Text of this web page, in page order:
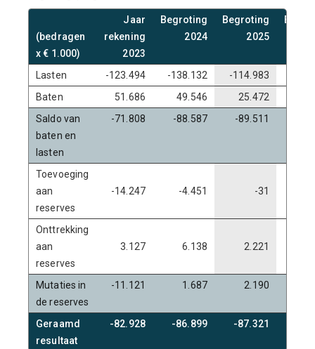
(bedragen
x € 1.000)
Jaar
rekening
2023
Begroting
2024
Begroting
2025
Lasten -123.494 -138.132 -114.983
Baten
51.686 49.546 25.472
Saldo van
baten en
lasten
-71.808 -88.587 -89.511
Toevoeging
aan
reserves
-14.247 -4.451 -31
Onttrekking
aan
reserves
3.127 6.138 2.221
Mutaties in
de reserves
-11.121 1.687 2.190
Geraamd
resultaat
-82.928 -86.899 -87.321